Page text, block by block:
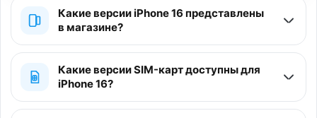
Какие версии iPhone 16 представлены
в магазине?
Какие версии SIM-карт доступны для
iPhone 16?